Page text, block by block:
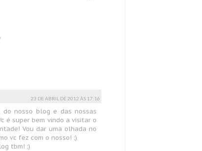
23 DE ABRIL DE 2012 ÀS 17:16
do nosso blog e das nossas
é super bem vindo a visitar o
Vou dar uma olhada no
vc fez com o nosso! ;)
tbm! ;)